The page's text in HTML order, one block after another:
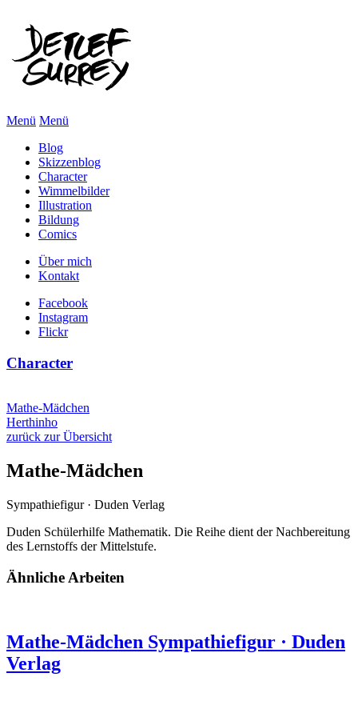
Menü Menü
Blog
Skizzenblog
Character
Wimmelbilder
Illustration
Bildung
Comics
Über mich
Kontakt
Facebook
Instagram
Flickr
Character
Mathe-Mädchen
Herthinho
zurück zur Übersicht
Mathe-Mädchen
Sympathiefigur· Duden Verlag
Duden Schülerhilfe Mathematik. Die Reihe dient der Nachbereitung
des Lernstoffs der Mittelstufe.
Ähnliche Arbeiten
Mathe-Mädchen Sympathiefigur · Duden
Verlag